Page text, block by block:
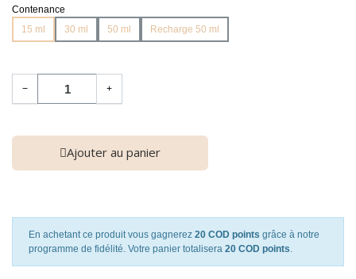
Contenance
15 ml
30 ml 50 ml Recharge 50 ml
− +
Ajouter au panier
En achetant ce produit vous gagnerez 20 COD points grâce à notre
programme de fidélité. Votre panier totalisera 20 COD points.